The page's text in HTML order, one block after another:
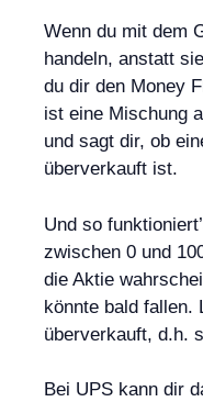
Wenn du mit dem
handeln, anstatt
du dir den Money
ist eine Mischung
und sagt dir, ob
überverkauft ist.
Und so
zwischen 0 und
die Aktie
könnte bald fallen.
überverkauft, d.h.
Bei UPS kann dir